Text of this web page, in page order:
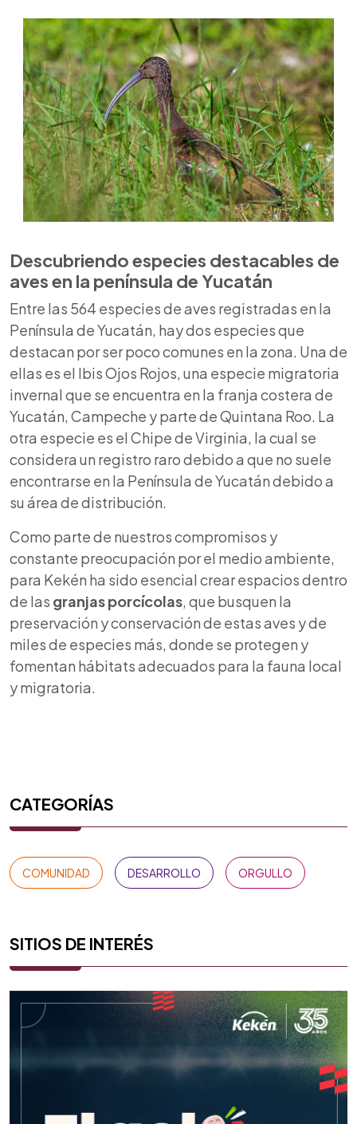
Descubriendo especies destacables de
aves en la península de Yucatán
Entre las 564 especies de aves registradas en la
Península de Yucatán, hay dos especies que
destacan por ser poco comunes en la zona. Una de
ellas es el Ibis Ojos Rojos, una especie migratoria
invernal que se encuentra en la franja costera de
Yucatán, Campeche y parte de Quintana Roo. La
otra especie es el Chipe de Virginia, la cual se
considera un registro raro debido a que no suele
encontrarse en la Península de Yucatán debido a
su área de distribución.
Como parte de nuestros compromisos y
constante preocupación por el medio ambiente,
para Kekén ha sido esencial crear espacios dentro
de las granjas porcícolas, que busquen la
preservación y conservación de estas aves y de
miles de especies más, donde se protegen y
fomentan hábitats adecuados para la fauna local
y migratoria.
CATEGORÍAS
COMUNIDAD DESARROLLO ORGULLO
SITIOS DE INTERÉS